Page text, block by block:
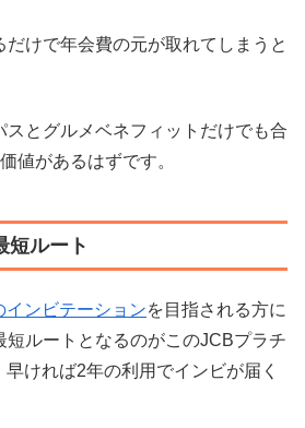
けで年会費の元が取れてしまうと
スとグルメベネフィットだけでも合
値があるはずです。
短ルート
ンビテーションを目指される方に
短ルートとなるのがこのJCBプラチ
ければ2年の利用でインビが届く